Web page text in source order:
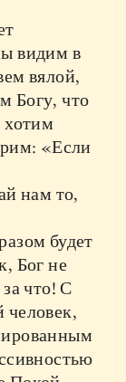
видим в
вялой,
Богу, что
хотим
«Если
нам то,
будет
Бог не
что! С
человек,